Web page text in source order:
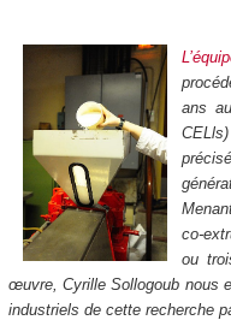
ans
co-
ou
œuvre, Cyrille Sollogoub nous
industriels de cette recherche